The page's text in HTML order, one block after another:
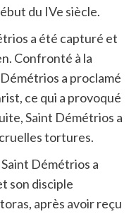
du IVe siècle.
a été capturé et
Confronté à la
a proclamé
ce qui a provoqué
Saint Démétrios a
tortures.
Démétrios a
son disciple
après avoir reçu